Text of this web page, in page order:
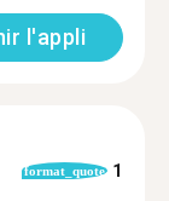
l'appli
format_quote 1